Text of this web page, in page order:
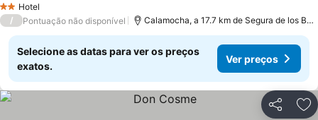
2 Estrelas
Hotel
/ Pontuação não disponível Calamocha, a 17.7 km de Segura de los
Selecione as datas para ver os preços
exatos.
Ver preços
Partilhar